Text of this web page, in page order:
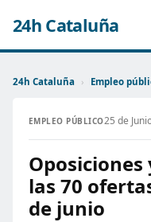
24h Cataluña
24h Cataluña › Empleo
EMPLEO PÚBLICO25 de
las 70
de junio